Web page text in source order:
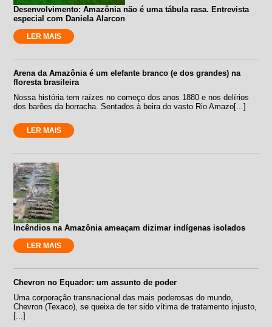
Desenvolvimento: Amazônia não é uma tábula rasa. Entrevista
especial com Daniela Alarcon
LER MAIS
Arena da Amazônia é um elefante branco (e dos grandes) na
floresta brasileira
Nossa história tem raízes no começo dos anos 1880 e nos delírios
dos barões da borracha. Sentados à beira do vasto Rio Amazo[...]
LER MAIS
Incêndios na Amazônia ameaçam dizimar indígenas isolados
LER MAIS
Chevron no Equador: um assunto de poder
Uma corporação transnacional das mais poderosas do mundo,
Chevron (Texaco), se queixa de ter sido vítima de tratamento injusto,
[...]